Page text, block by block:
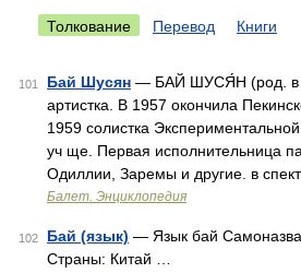
Толкование Перевод Книги
101 Бай Шусян — БАЙ ШУСЯ́Н (род. в
артистка. В 1957 окончила
1959 солистка
уч ще. Первая исполнительница
Одиллии, Заремы и другие. в
Балет. Энциклопедия
102 Бай (язык) — Язык бай
Страны: Китай …